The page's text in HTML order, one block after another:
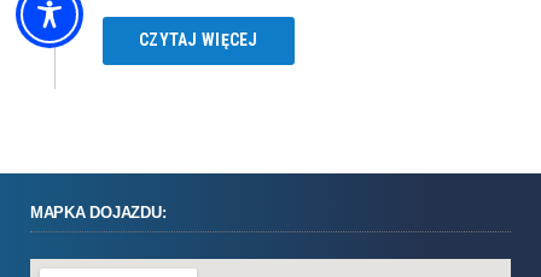
CZYTAJ WIĘCEJ
MAPKA DOJAZDU: